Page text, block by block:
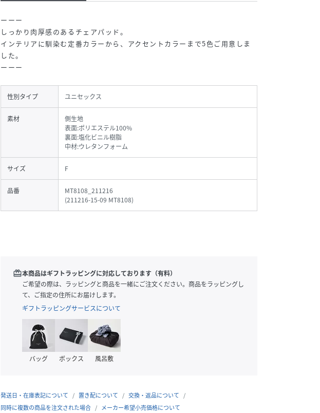
ーーー
しっかり肉厚感のあるチェアパッド。
インテリアに馴染む定番カラーから、アクセントカラーまで5色ご用意しま
した。
ーーー
性別タイプ ユニセックス
素材
側生地
表面:ポリエステル100%
裏面:塩化ビニル樹脂
中材:ウレタンフォーム
サイズ F
品番
MT8108_211216
(211216-15-09 MT8108)
redeem本商品はギフトラッピングに対応しております（有料）
ご希望の際は、ラッピングと商品を一緒にご注文ください。商品をラッピングし
て、ご指定の住所にお届けします。
ギフトラッピングサービスについて
バッグ ボックス 風呂敷
発送日・在庫表記について 置き配について
交換・返品について
同時に複数の商品を注文された場合
メーカー希望小売価格について